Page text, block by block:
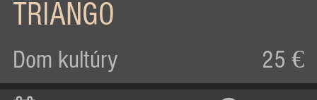
TRIANGO
Dom kultúry 25 €